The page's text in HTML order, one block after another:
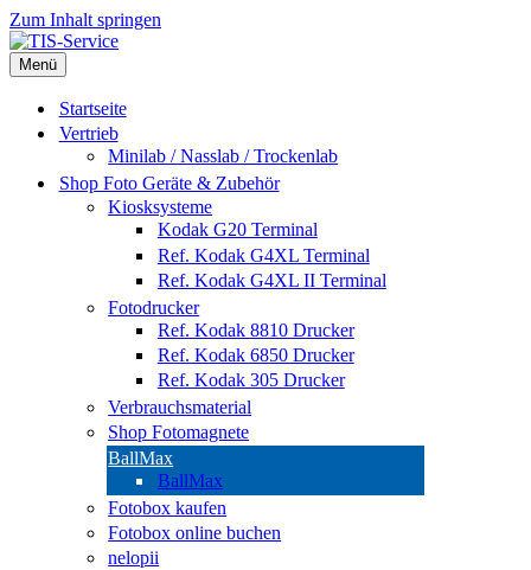
Zum Inhalt springen
Menü
Startseite
Vertrieb
Minilab / Nasslab / Trockenlab
Shop Foto Geräte & Zubehör
Kiosksysteme
Kodak G20 Terminal
Ref. Kodak G4XL Terminal
Ref. Kodak G4XL II Terminal
Fotodrucker
Ref. Kodak 8810 Drucker
Ref. Kodak 6850 Drucker
Ref. Kodak 305 Drucker
Verbrauchsmaterial
Shop Fotomagnete
BallMax
BallMax
Fotobox kaufen
Fotobox online buchen
nelopii